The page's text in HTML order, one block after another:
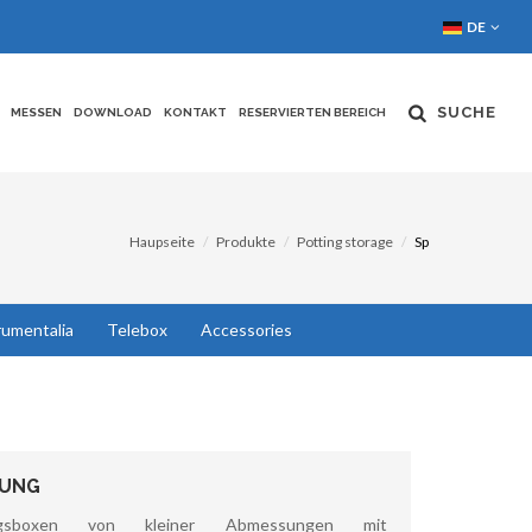
DE
MESSEN DOWNLOAD KONTAKT RESERVIERTEN BEREICH SUCHE
Haupseite Produkte Potting storage Sp
Telebox Accessories
von kleiner Abmessungen mit